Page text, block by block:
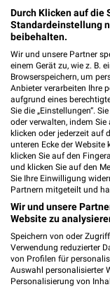
Schlafzimmer
Noch heute gültig
XXXLutz
Durch Klicken auf die
Standardeinstellung
beibehalten.
Wir und unsere Partner
einem Gerät zu, wie z. B.
Browserspeichern, um
Anbieter verarbeiten Ihre
aufgrund eines
Sie die „Einstellungen“.
oder verwalten, indem
klicken oder jederzeit auf
unteren Ecke der
klicken Sie auf den
und klicken Sie auf den
Sie Ihre Einwilligung
Partnern mitgeteilt und
Wir und unsere
Website zu
Speichern von oder
Verwendung reduzierter
von Profilen für
Auswahl personalisierter
Personalisierung von